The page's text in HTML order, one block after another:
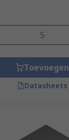
Toevoegen
Datasheets